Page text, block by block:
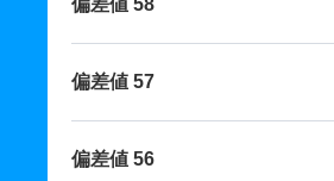
偏差値 58
偏差値 57
偏差値 56